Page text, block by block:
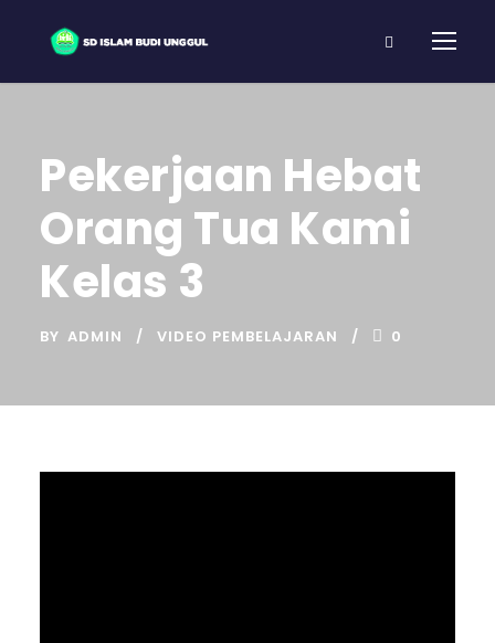
Pekerjaan Hebat
Orang Tua Kami
Kelas 3
BY ADMIN VIDEO PEMBELAJARAN 0